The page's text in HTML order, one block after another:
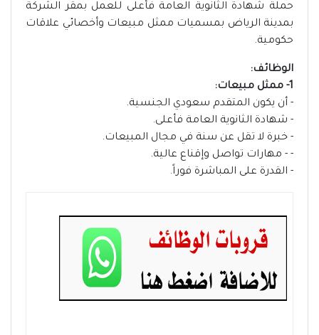
حملة شهادة الثانوية العامة فأعلى للعمل بمقر الشركة
بمدينة الرياض بمسميات ممثل مبيعات وأخصائي علاقات
حكومية.
الوظائف:
1- ممثل مبيعات:
- أن يكون المتقدم سعودي الجنسية.
- شهادة الثانوية العامة فأعلى.
- خبرة لا تقل عن سنة في مجال المبيعات.
- - مهارات تواصل وإقناع عالية.
- القدرة على المباشرة فوراً.